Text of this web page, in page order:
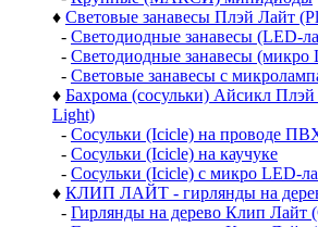
♦ Световые занавесы Плэй Лайт
- Светодиодные занавесы (LED-
- Светодиодные занавесы
- Световые занавесы с
♦ Бахрома (сосульки) Айсикл
Light)
- Сосульки (Icicle) на проводе
- Сосульки (Icicle) на каучуке
- Сосульки (Icicle) с микро LED-
♦ КЛИП ЛАЙТ - гирлянды на
- Гирлянды на дерево Клип